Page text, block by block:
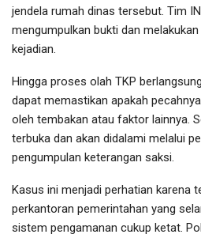
jendela rumah dinas tersebut. Tim
mengumpulkan bukti dan
kejadian.
Hingga proses olah TKP
dapat memastikan apakah
oleh tembakan atau faktor lainnya.
terbuka dan akan didalami melalui
pengumpulan keterangan saksi.
Kasus ini menjadi perhatian karena
perkantoran pemerintahan yang
sistem pengamanan cukup ketat.